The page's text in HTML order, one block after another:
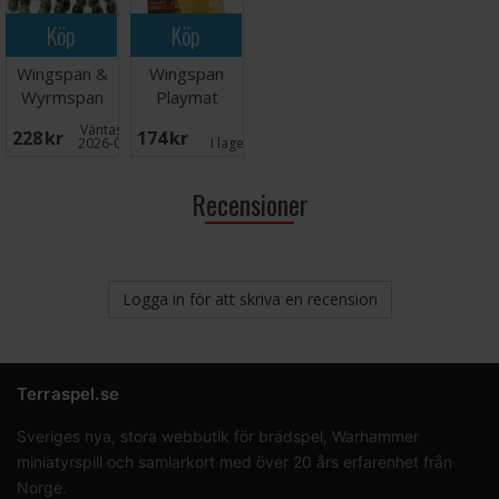
Köp
Wingspan &
Wyrmspan
Stone Eggs
228 SEK Väntas in:
2026-09-30
Köp
Wingspan
Playmat
174 SEK I lager:
Recensioner
Logga in för att skriva en recension
Terraspel.se
Sveriges nya, stora webbutik för brädspel, Warhammer
miniatyrspill och samlarkort med över 20 års erfarenhet från
Norge.